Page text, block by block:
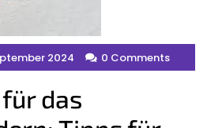
2024 0 Comments
das